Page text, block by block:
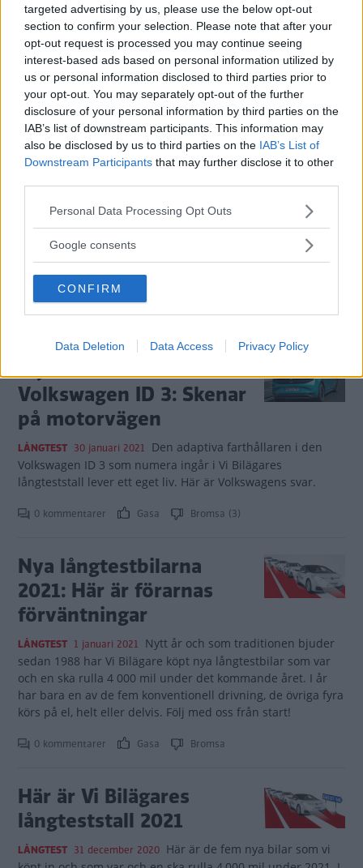
targeted advertising by us, please use the below opt-out
section to confirm your selection. Please note that after your
opt-out request is processed you may continue seeing
interest-based ads based on personal information utilized by
us or personal information disclosed to third parties prior to
your opt-out. You may separately opt-out of the further
disclosure of your personal information by third parties on the
IAB’s list of downstream participants. This information may
also be disclosed by us to third parties on the IAB’s List of
Downstream Participants that may further disclose it to other
Please note that this website/app uses one or more Google
not limited to your visit or usage behaviour. You may click to
use your data for below specified purposes in below Google
consent section.
Personal Data Processing Opt Outs
Google consents
CONFIRM
Data Deletion Data Access Privacy Policy
LÅNGTEST 9 mars 2021 Version 2.0 bjuder på flera nyheter –
men vi längtar redan till 2.1.
0 kommentarer Gasa (15) Bromsa (23)
Vintertest: Honda Jazz,
Mercedes GLB, Seat
Leon, Toyota Yaris och
Volkswagen ID 3 (2021)
Svensk vinterkyla, tuffa
vintervägar och kallt klimat ställer Vi Bilägares fem
genom att ta hem segern – medan elbilen hamnar sist.
0 kommentarer Gasa (1) Bromsa (2)
Mystiska felet i
Volkswagen ID 3: Skenar
på motorvägen
LÅNGTEST 30 januari 2021 Den adaptiva farthållaren i den
Volkswagen ID 3 som numera ingår i Vi Bilägares
långteststall lever ett eget liv. Här är Volkswagens svar.
0 kommentarer Gasa Bromsa (3)
Nya långtestbilarna
2021: Här är förarnas
förväntningar
LÅNGTEST 1 januari 2021 Nytt år och som traditionen bjuder
sedan 1988 har Vi Bilägare köpt nya långtestbilar som var
och en ska rulla 4 000 mil under det kommande året. I år
har bara en av de fem konventionell drivning, de övriga fyra
körs på el, helt eller delvis. Följ med oss från start!
0 kommentarer Gasa Bromsa
Här är Vi Bilägares
långteststall 2021
LÅNGTEST 31 december 2020 Här är de fem nya bilar som vi